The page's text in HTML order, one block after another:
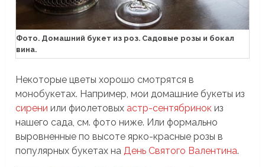
Фото. Домашний букет из роз. Садовые розы и бокал
вина.
Некоторые цветы хорошо смотрятся в
монобукетах. Например, мои домашние букеты из
сирени или фиолетовых астр-сентябринок из
нашего сада, см. фото ниже. Или формально
выровненные по высоте ярко-красные розы в
популярных букетах наДень Святого Валентина.